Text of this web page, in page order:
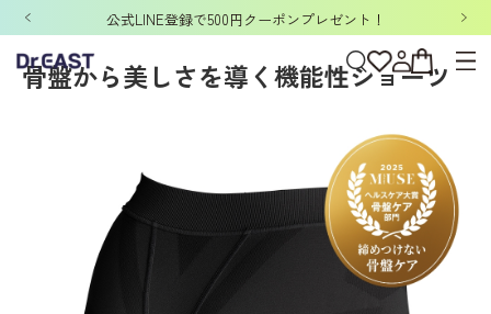
「洗濯ネット&ポーチ」ノベルティキャンペーン開催中！
ホーム DERIT TECH >DERIT TECHレディース >ショーツ > DERIT TECH（
骨盤から美しさを導く機能性ショーツ